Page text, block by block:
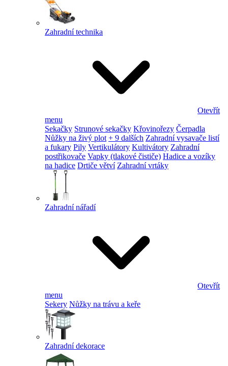
Zahradní technika
Otevřít
menu
Sekačky Strunové sekačky Křovinořezy Čerpadla
Nůžky na živý plot + 9 dalších Zahradní vysavače listí
a fukary Pily Vertikulátory Kultivátory Zahradní
postřikovače Vapky (tlakové čističe) Hadice a vozíky
na hadice Drtiče větví Zahradní vrtáky
Zahradní nářadí
Otevřít
menu
Sekery Nůžky na trávu a keře
Zahradní dekorace